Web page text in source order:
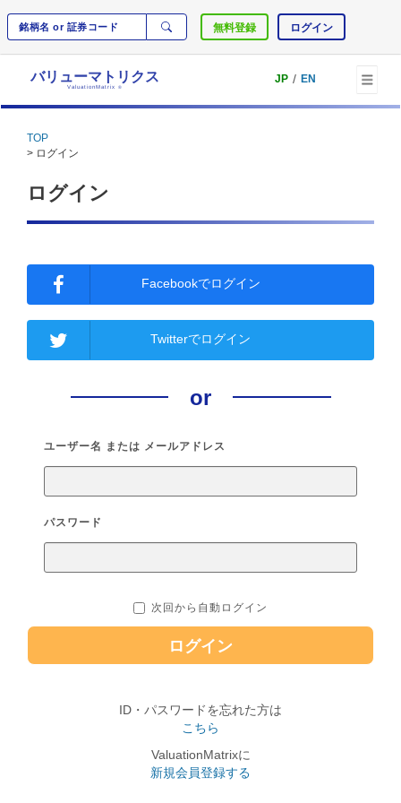
無料登録 ログイン
バリューマトリクス
ValuationMatrix ®
JP / EN
TOP
> ログイン
ログイン
Facebookでログイン
Twitterでログイン
or
ユーザー名 または メールアドレス
パスワード
次回から自動ログイン
ログイン
ID・パスワードを忘れた方は
こちら
ValuationMatrixに
新規会員登録する